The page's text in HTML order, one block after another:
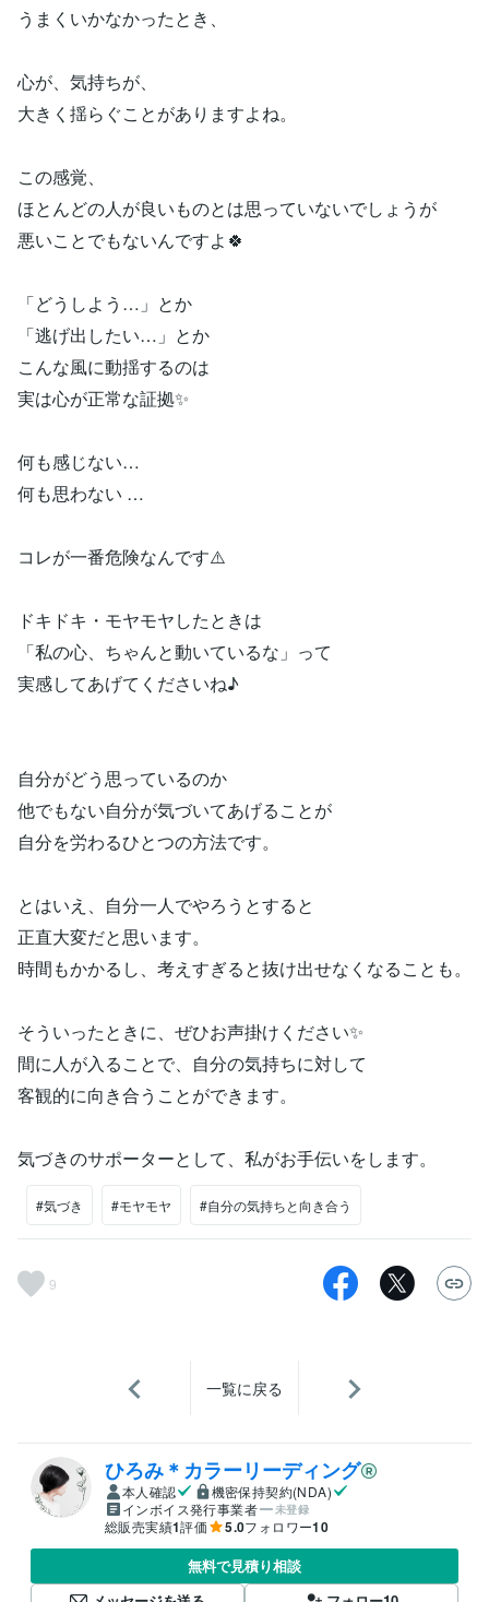
うまくいかなかったとき、
心が、気持ちが、
大きく揺らぐことがありますよね。
この感覚、
ほとんどの人が良いものとは思っていないでしょうが
悪いことでもないんですよ🍀
「どうしよう…」とか
「逃げ出したい…」とか
こんな風に動揺するのは
実は心が正常な証拠✨
何も感じない…
何も思わない …
コレが一番危険なんです⚠️
ドキドキ・モヤモヤしたときは
「私の心、ちゃんと動いているな」って
実感してあげてくださいね♪
自分がどう思っているのか
他でもない自分が気づいてあげることが
自分を労わるひとつの方法です。
とはいえ、自分一人でやろうとすると
正直大変だと思います。
時間もかかるし、考えすぎると抜け出せなくなることも。
そういったときに、ぜひお声掛けください✨
間に人が入ることで、自分の気持ちに対して
客観的に向き合うことができます。
気づきのサポーターとして、私がお手伝いをします。
#気づき #モヤモヤ #自分の気持ちと向き合う
9
一覧に戻る
ひろみ＊カラーリーディング
本人確認
機密保持契約(NDA)
インボイス発行事業者
未登録
総販売実績1評価 5.0フォロワー10
無料で見積り相談